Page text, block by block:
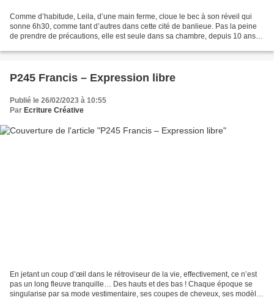
Comme d’habitude, Leila, d’une main ferme, cloue le bec à son réveil qui
sonne 6h30, comme tant d’autres dans cette cité de banlieue. Pas la peine
de prendre de précautions, elle est seule dans sa chambre, depuis 10 ans ;
P245 Francis – Expression libre
Publié le 26/02/2023 à 10:55
Par Ecriture Créative
En jetant un coup d’œil dans le rétroviseur de la vie, effectivement, ce n’est
pas un long fleuve tranquille… Des hauts et des bas ! Chaque époque se
singularise par sa mode vestimentaire, ses coupes de cheveux, ses modèles